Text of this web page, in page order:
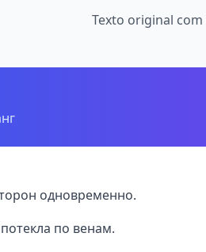
Texto original
одновременно.
по венам.